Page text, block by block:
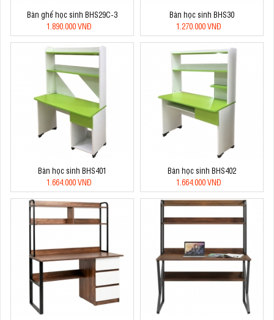
Bàn ghế học sinh BHS29C-3
1.890.000 VNĐ
Bàn học sinh BHS30
1.270.000 VNĐ
Bàn học sinh BHS401
1.664.000 VNĐ
Bàn học sinh BHS402
1.664.000 VNĐ